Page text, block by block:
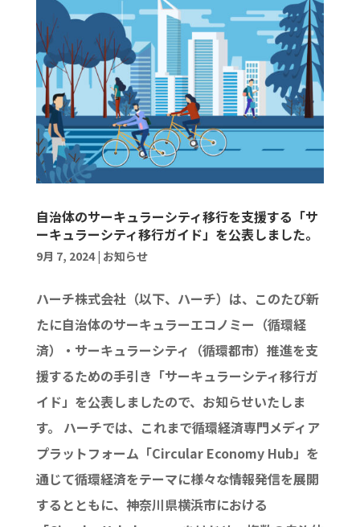
自治体のサーキュラーシティ移行を支援する「サ
ーキュラーシティ移行ガイド」を公表しました。
9月 7, 2024| お知らせ
ハーチ株式会社（以下、ハーチ）は、このたび新
たに自治体のサーキュラーエコノミー（循環経
済）・サーキュラーシティ（循環都市）推進を支
援するための手引き「サーキュラーシティ移行ガ
イド」を公表しましたので、お知らせいたしま
す。 ハーチでは、これまで循環経済専門メディア
プラットフォーム「Circular Economy Hub」を
通じて循環経済をテーマに様々な情報発信を展開
するとともに、神奈川県横浜市における